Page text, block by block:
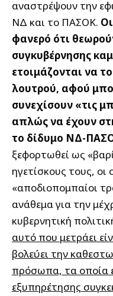
αναστρέψουν την
ΝΔ και το ΠΑΣΟΚ.
φανερό ότι
συγκυβέρνησης
ετοιμάζονται να
λουτρού, αφού
συνεχίσουν «τις
απλώς να έχουν
το δίδυμο ΝΔ-
ξεφορτωθεί ως
ηγετίσκους τους,
«αποδιοπομπαίοι
ανάθεμα για την
κυβερνητική
αυτό που μετράει
βολεύει την
πρόσωπα, τα οποία
εξυπηρέτησης